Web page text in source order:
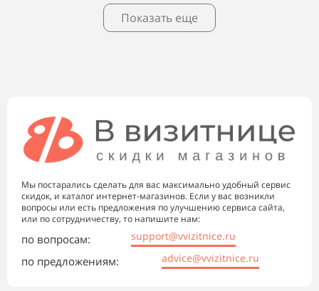
Показать еще
Мы постарались сделать для вас максимально удобный сервис
скидок, и каталог интернет-магазинов. Если у вас возникли
вопросы или есть предложения по улучшению сервиса сайта,
или по сотрудничеству, то напишите нам:
по вопросам: support@vvizitnice.ru
по предложениям: advice@vvizitnice.ru